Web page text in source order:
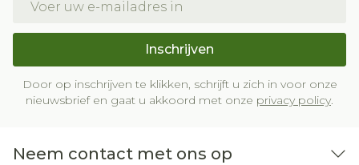
Inschrijven
Door op inschrijven te klikken, schrijft u zich in voor onze
nieuwsbrief en gaat u akkoord met onze privacy policy.
Neem contact met ons op